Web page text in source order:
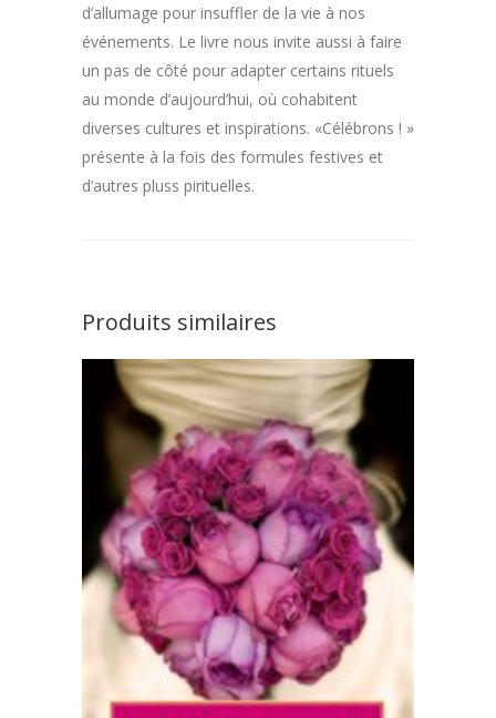
d’allumage pour insuffler de la vie à nos
événements. Le livre nous invite aussi à faire
un pas de côté pour adapter certains rituels
au monde d’aujourd’hui, où cohabitent
diverses cultures et inspirations. «Célébrons ! »
présente à la fois des formules festives et
d’autres pluss pirituelles.
Produits similaires